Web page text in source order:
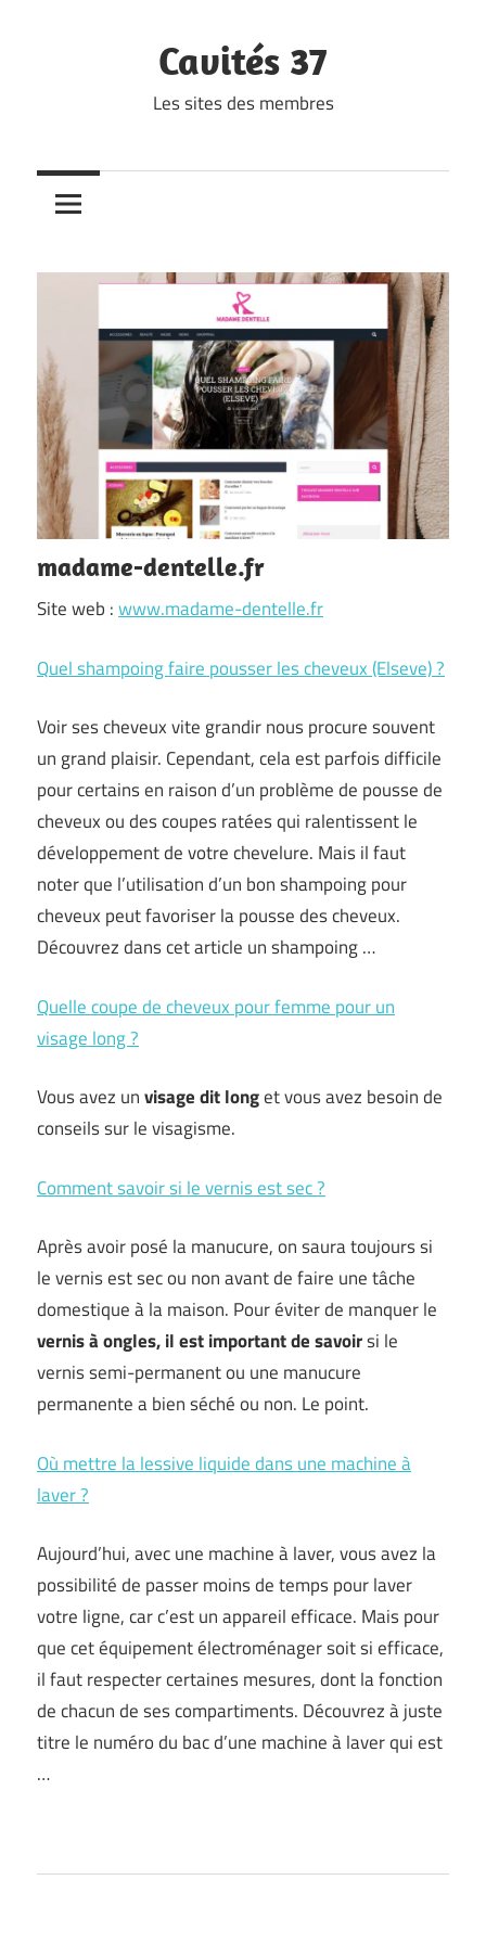
Cavités 37
Les sites des membres
madame-dentelle.fr
Site web :www.madame-dentelle.fr
Quel shampoing faire pousser les cheveux (Elseve) ?
Voir ses cheveux vite grandir nous procure souvent
un grand plaisir. Cependant, cela est parfois difficile
pour certains en raison d’un problème de pousse de
cheveux ou des coupes ratées qui ralentissent le
développement de votre chevelure. Mais il faut
noter que l’utilisation d’un bon shampoing pour
cheveux peut favoriser la pousse des cheveux.
Découvrez dans cet article un shampoing…
Quelle coupe de cheveux pour femme pour un
visage long ?
Vous avez unvisage dit longet vous avez besoin de
conseils sur le visagisme.
Comment savoir si le vernis est sec ?
Après avoir posé la manucure, on saura toujours si
le vernis est sec ou non avant de faire une tâche
domestique à la maison. Pour éviter de manquer le
vernis à ongles, il est important de savoirsi le
vernis semi-permanent ou une manucure
permanente a bien séché ou non. Le point.
Où mettre la lessive liquide dans une machine à
laver ?
Aujourd’hui, avec une machine à laver, vous avez la
possibilité de passer moins de temps pour laver
votre ligne, car c’est un appareil efficace. Mais pour
que cet équipement électroménager soit si efficace,
il faut respecter certaines mesures, dont la fonction
de chacun de ses compartiments. Découvrez à juste
titre le numéro du bac d’une machine à laver qui est
…